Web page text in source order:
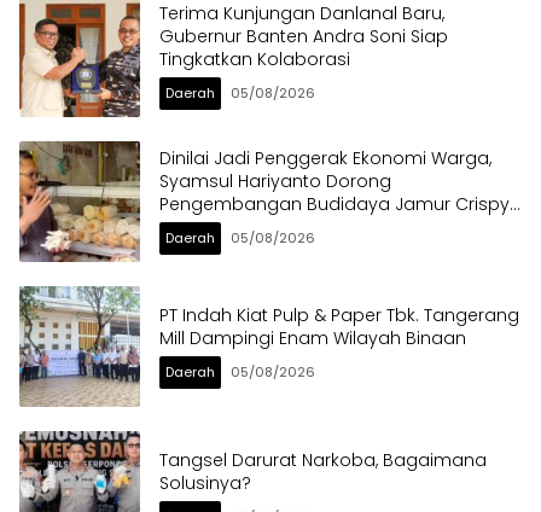
Terima Kunjungan Danlanal Baru,
Gubernur Banten Andra Soni Siap
Tingkatkan Kolaborasi
Daerah 05/08/2026
Dinilai Jadi Penggerak Ekonomi Warga,
Syamsul Hariyanto Dorong
Pengembangan Budidaya Jamur Crispy
di Serpong
Daerah 05/08/2026
PT Indah Kiat Pulp & Paper Tbk. Tangerang
Mill Dampingi Enam Wilayah Binaan
Daerah 05/08/2026
Tangsel Darurat Narkoba, Bagaimana
Solusinya?